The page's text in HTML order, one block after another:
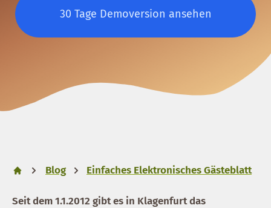
30 Tage Demoversion ansehen
Blog Einfaches Elektronisches Gästeblatt
Seit dem 1.1.2012 gibt es in Klagenfurt das